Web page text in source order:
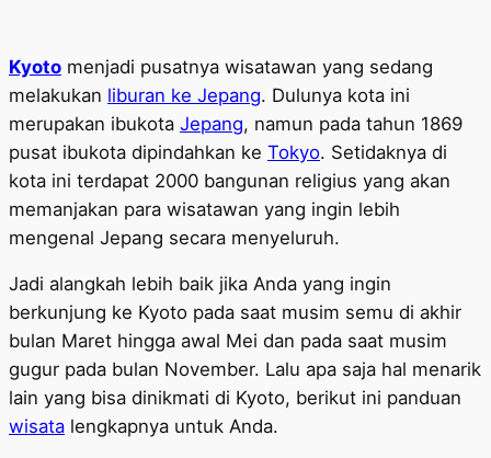
Kyoto menjadi pusatnya wisatawan yang sedang
melakukan liburan ke Jepang. Dulunya kota ini
merupakan ibukota Jepang, namun pada tahun 1869
pusat ibukota dipindahkan ke Tokyo. Setidaknya di
kota ini terdapat 2000 bangunan religius yang akan
memanjakan para wisatawan yang ingin lebih
mengenal Jepang secara menyeluruh.
Jadi alangkah lebih baik jika Anda yang ingin
berkunjung ke Kyoto pada saat musim semu di akhir
bulan Maret hingga awal Mei dan pada saat musim
gugur pada bulan November. Lalu apa saja hal menarik
lain yang bisa dinikmati di Kyoto, berikut ini panduan
wisata lengkapnya untuk Anda.